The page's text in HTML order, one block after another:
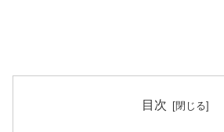
目次